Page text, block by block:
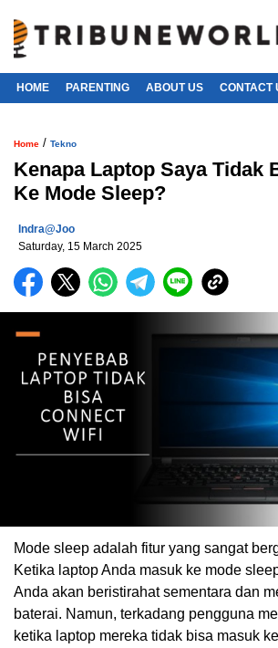
HOME PARENTING ABOUT US CONTACT
Home / Tekno
Kenapa Laptop Saya Tidak
Ke Mode Sleep?
Indra@joo
Saturday, 15 March 2025
Mode sleep adalah fitur yang sangat
Ketika laptop Anda masuk ke mode
Anda akan beristirahat sementara dan
baterai. Namun, terkadang pengguna
ketika laptop mereka tidak bisa masuk